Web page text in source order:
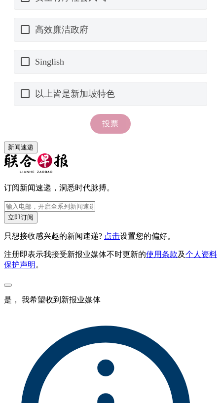
新闻速递
订阅新闻速递，洞悉时代脉搏。
立即订阅
只想接收感兴趣的新闻速递? 点击设置您的偏好。
注册即表示我接受新报业媒体不时更新的使用条款及个人资料
保护声明 。
是， 我希望收到新报业媒体